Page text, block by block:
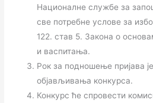
Националне службе за
све потребне услове за
122. став 5. Закона о
и васпитања.
Рок за подношење пријава
објављивања конкурса.
Конкурс ће спровести